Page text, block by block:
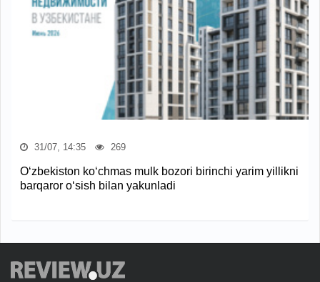
31/07, 14:35 269
O‘zbekiston ko‘chmas mulk bozori birinchi yarim yillikni
barqaror o‘sish bilan yakunladi